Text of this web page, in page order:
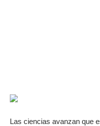
Las ciencias avanzan que